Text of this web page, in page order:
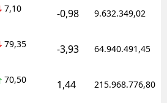
7,10 -0,98 9.632.349,02
79,35 -3,93 64.940.491,45
70,50 1,44 215.968.776,80